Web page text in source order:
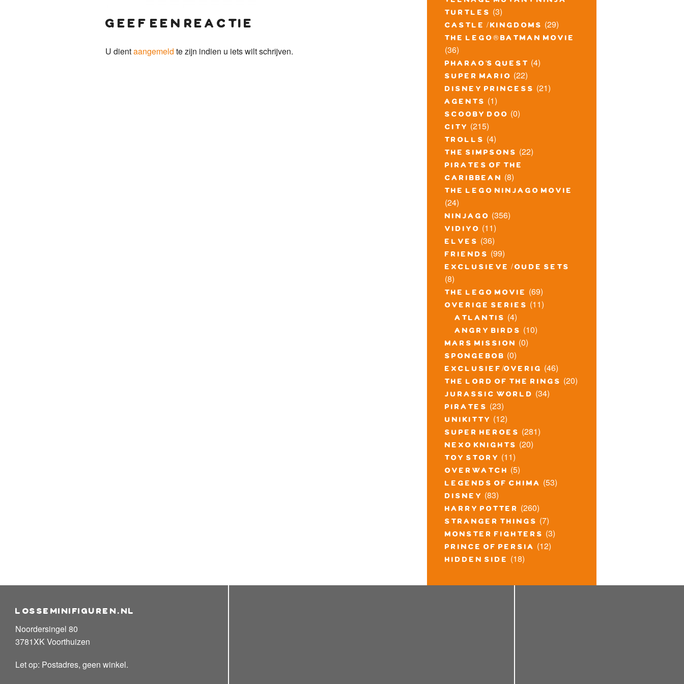
geef een reactie
U dientaangemeld te zijn indien u iets wilt schrijven.
turtles (3)
castle / kingdoms (29)
the lego® batman movie
(36)
pharao's quest (4)
super mario (22)
disney princess (21)
agents (1)
scooby doo (0)
city (215)
trolls (4)
the simpsons (22)
pirates of the
caribbean (8)
the lego ninjago movie
(24)
ninjago (356)
vidiyo (11)
elves (36)
friends (99)
exclusieve / oude sets
(8)
the lego movie (69)
overige series (11)
atlantis (4)
angry birds (10)
mars mission (0)
spongebob (0)
exclusief/overig (46)
the lord of the rings (20)
jurassic world (34)
pirates (23)
unikitty (12)
super heroes (281)
nexo knights (20)
toy story (11)
overwatch (5)
legends of chima (53)
disney (83)
harry potter (260)
stranger things (7)
monster fighters (3)
prince of persia (12)
hidden side (18)
losseminifiguren.nl
Noordersingel 80
3781XK Voorthuizen
Let op: Postadres, geen winkel.